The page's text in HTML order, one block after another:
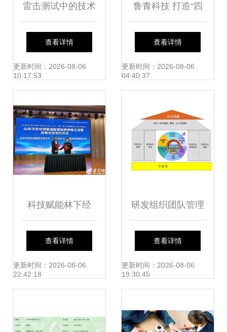
雷击测试中的技术
开发与技术咨询 凯
立特科技（武汉）
查看详情
更新时间：2026-08-06
10:17:53
鲁青科技 打造“四
亮五双”党建品牌，
以技术开发与咨询
循环
查看详情
更新时间：2026-08-06
04:40:37
科技赋能林下经
济，山东省林下经
济发展大会暨2026
用菌技术创新主题
查看详情
更新时间：2026-08-06
22:42:18
研发组织团队管理
建设-研发管理咨询
查看详情
更新时间：2026-08-06
19:30:45